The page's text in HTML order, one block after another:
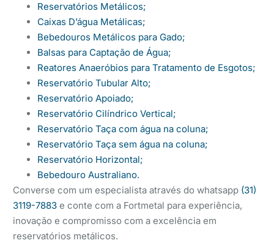
Reservatórios Metálicos;
Caixas D’água Metálicas;
Bebedouros Metálicos para Gado;
Balsas para Captação de Água;
Reatores Anaeróbios para Tratamento de Esgotos;
Reservatório Tubular Alto;
Reservatório Apoiado;
Reservatório Cilíndrico Vertical;
Reservatório Taça com água na coluna;
Reservatório Taça sem água na coluna;
Reservatório Horizontal;
Bebedouro Australiano.
Converse com um especialista através do whatsapp (31)
3119-7883e conte com a Fortmetal para experiência,
inovação e compromisso com a excelência em
reservatórios metálicos.